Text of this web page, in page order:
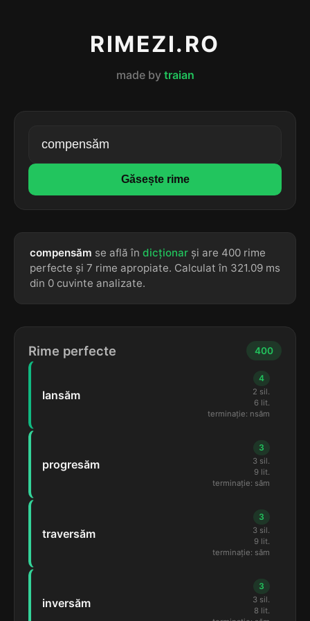
RIMEZI.RO
made by traian
Găsește rime
compensăm se află în dicționar și are 400 rime
perfecte și 7 rime apropiate. Calculat în 321.09 ms
din 0 cuvinte analizate.
Rime perfecte 400
lansăm
4
2 sil.
6 lit.
terminație: nsăm
progresăm
3
3 sil.
9 lit.
terminație: săm
traversăm
3
3 sil.
9 lit.
terminație: săm
inversăm
3
3 sil.
8 lit.